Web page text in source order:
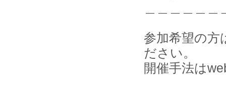
参加希望の方
ださい。
開催手法は